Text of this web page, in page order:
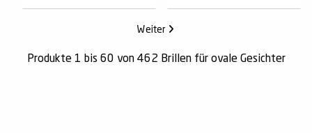
Weiter
Produkte 1 bis 60 von 462 Brillen für ovale Gesichter